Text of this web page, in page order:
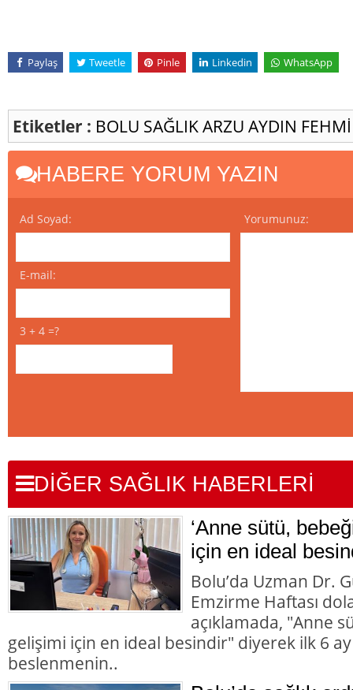
Paylaş Tweetle Pinle Linkedin WhatsApp
Etiketler : BOLU SAĞLIKARZU AYDIN
HABERE YORUM YAZIN
Ad Soyad:
E-mail:
3 + 4 =?
Yorumunuz:
DİĞER SAĞLIK HABERLERİ
‘Anne sütü,
için en ideal
Bolu’da Uzman Dr.
Emzirme Haftası
açıklamada, "Anne
gelişimi için en ideal besindir" diyerek ilk 6
beslenmenin..